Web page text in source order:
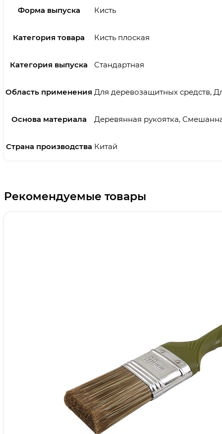
Форма выпуска Кисть
Категория товара Кисть плоская
Категория выпуска Стандартная
Область применения Для деревозащитных средств,
Основа материала Деревянная рукоятка,
Страна производства Китай
Рекомендуемые товары